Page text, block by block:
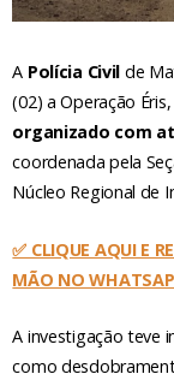
A Polícia Civil de
(02) a Operação
organizado com
coordenada pela
Núcleo Regional de
✅ CLIQUE AQUI E
MÃO NO
A investigação teve
como